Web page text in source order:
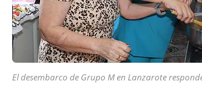
El desembarco de Grupo M en Lanzarote